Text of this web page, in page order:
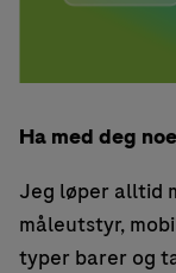
Ha med deg
Jeg løper alltid
måleutstyr,
typer barer og